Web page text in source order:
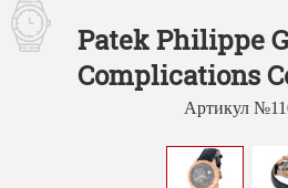
Patek Philippe
Complications
Артикул